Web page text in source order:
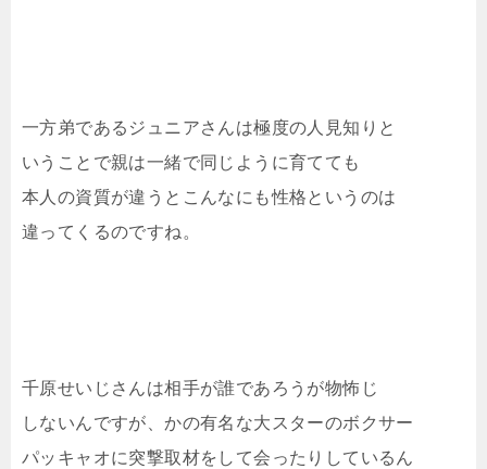
一方弟であるジュニアさんは極度の人見知りと
いうことで親は一緒で同じように育てても
本人の資質が違うとこんなにも性格というのは
違ってくるのですね。
千原せいじさんは相手が誰であろうが物怖じ
しないんですが、かの有名な大スターのボクサー
パッキャオに突撃取材をして会ったりしているん